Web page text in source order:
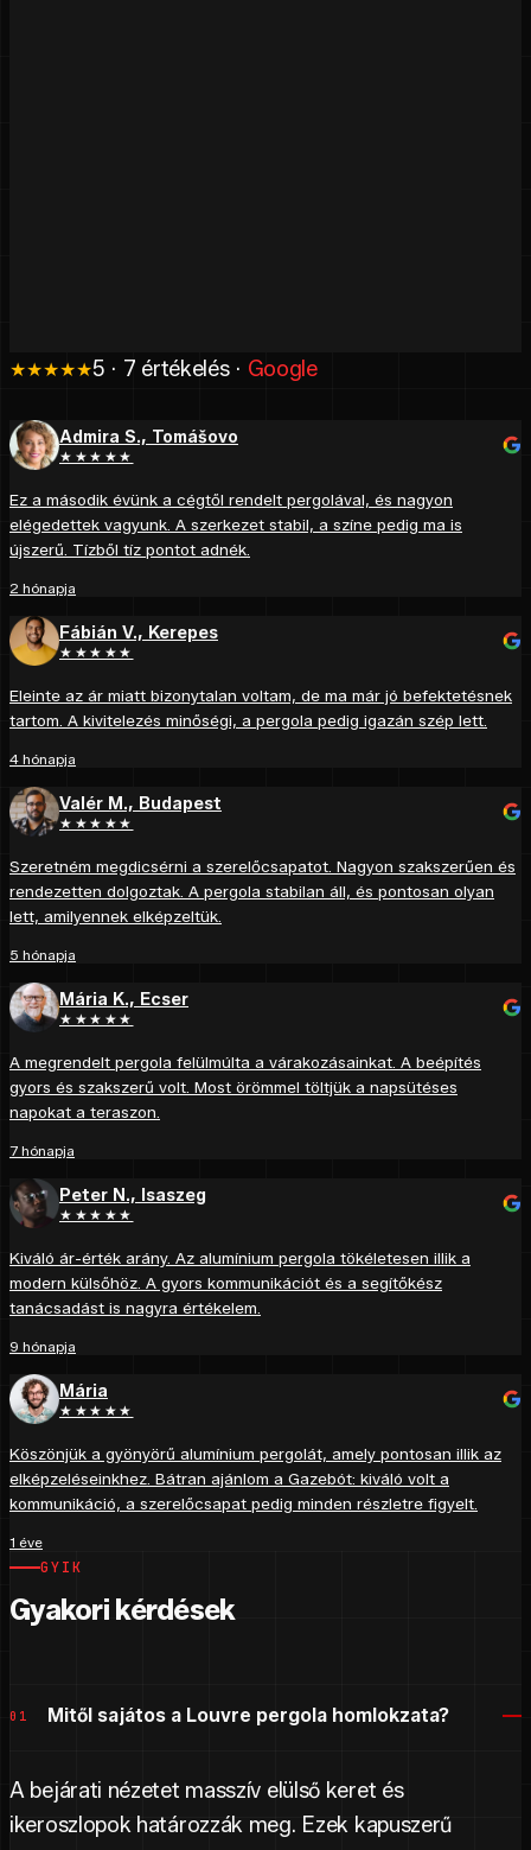
★★★★★5 · 7 értékelés · Google
Admira S., Tomášovo
★★★★★
Ez a második évünk a cégtől rendelt pergolával, és nagyon
elégedettek vagyunk. A szerkezet stabil, a színe pedig ma is
újszerű. Tízből tíz pontot adnék.
2 hónapja
Fábián V., Kerepes
★★★★★
Eleinte az ár miatt bizonytalan voltam, de ma már jó befektetésnek
tartom. A kivitelezés minőségi, a pergola pedig igazán szép lett.
4 hónapja
Valér M., Budapest
★★★★★
Szeretném megdicsérni a szerelőcsapatot. Nagyon szakszerűen és
rendezetten dolgoztak. A pergola stabilan áll, és pontosan olyan
lett, amilyennek elképzeltük.
5 hónapja
Mária K., Ecser
★★★★★
A megrendelt pergola felülmúlta a várakozásainkat. A beépítés
gyors és szakszerű volt. Most örömmel töltjük a napsütéses
napokat a teraszon.
7 hónapja
Peter N., Isaszeg
★★★★★
Kiváló ár-érték arány. Az alumínium pergola tökéletesen illik a
modern külsőhöz. A gyors kommunikációt és a segítőkész
tanácsadást is nagyra értékelem.
9 hónapja
Mária
★★★★★
Köszönjük a gyönyörű alumínium pergolát, amely pontosan illik az
elképzeléseinkhez. Bátran ajánlom a Gazebót: kiváló volt a
kommunikáció, a szerelőcsapat pedig minden részletre figyelt.
1 éve
GYIK
Gyakori kérdések
01 Mitől sajátos a Louvre pergola homlokzata?
A bejárati nézetet masszív elülső keret és
ikeroszlopok határozzák meg. Ezek kapuszerű